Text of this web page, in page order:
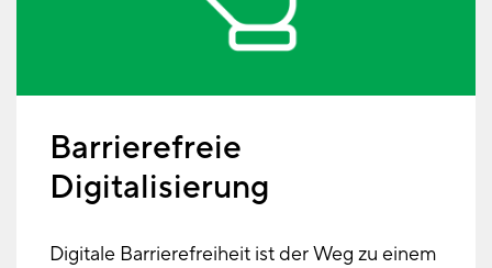
Barrierefreie
Digitalisierung
Digitale Barrierefreiheit ist der Weg zu einem